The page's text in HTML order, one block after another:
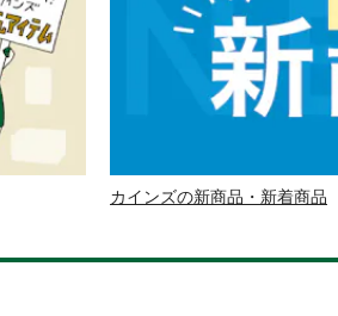
カインズの新商品・新着商品